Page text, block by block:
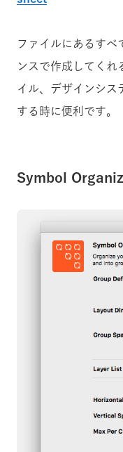
ファイルにあるすべ
ンスで作成してくれ
イル、デザインシス
する時に便利です。
Symbol